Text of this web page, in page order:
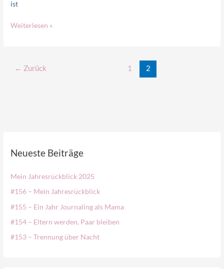
ist
Weiterlesen »
← Zurück 1 2
Neueste Beiträge
Mein Jahresrückblick 2025
#156 – Mein Jahresrückblick
#155 – Ein Jahr Journaling als Mama
#154 – Eltern werden, Paar bleiben
#153 – Trennung über Nacht